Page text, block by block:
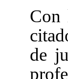
Con
de